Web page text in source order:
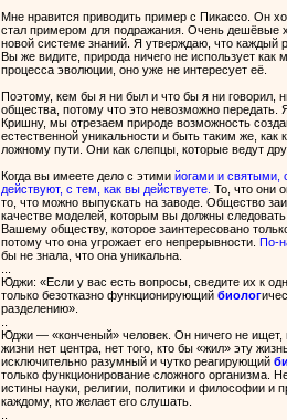
Мне нравится приводить пример с Пикассо. Он
стал примером для подражания. Очень дешёвые
новой системе знаний. Я утверждаю, что каждый
Вы же видите, природа ничего не использует
процесса эволюции, оно уже не интересует её.
Поэтому, кем бы я ни был и что бы я ни говорил,
общества, потому что это невозможно
Кришну, мы отрезаем природе возможность
естественной уникальности и быть таким же, как
ложному пути. Они как слепцы, которые ведут
Когда вы имеете дело с этими йогами и святыми,
действуют, с тем, как вы действуете. То, что они
то, что можно выпускать на заводе. Общество
качестве моделей, которым вы должны
Вашему обществу, которое заинтересовано
потому что она угрожает его непрерывности.
По-
бы не знала, что она уникальна.
Юджи: «Если у вас есть вопросы, сведите их к
только безотказно функционирующий биолог
разделению».
Юджи — «конченый» человек. Он ничего не ищет,
жизни нет центра, нет того, кто бы «жил» эту
исключительно разумный и чутко реагирующий
только функционирование сложного организма.
истины науки, религии, политики и философии и
каждому, кто желает его слушать.